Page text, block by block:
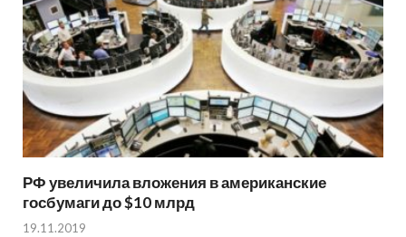
РФ увеличила вложения в американские
госбумаги до $10 млрд
19.11.2019